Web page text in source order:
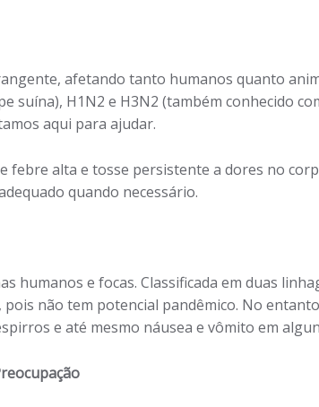
afetando tanto humanos quanto
suína), H1N2 e H3N2 (também conhecido
aqui para ajudar.
febre alta e tosse persistente a dores no
quando necessário.
humanos e focas. Classificada em duas
não tem potencial pandêmico. No
e até mesmo náusea e vômito em